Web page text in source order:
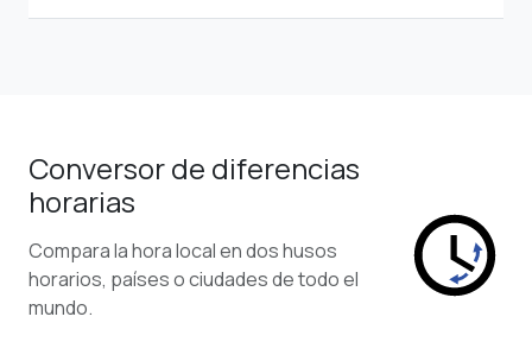
Conversor de diferencias
horarias
Compara la hora local en dos husos
horarios, países o ciudades de todo el
mundo.